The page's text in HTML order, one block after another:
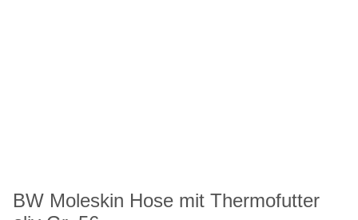
BW Moleskin Hose mit Thermofutter